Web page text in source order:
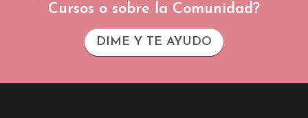
Cursos o sobre la Comunidad?
DIME Y TE AYUDO